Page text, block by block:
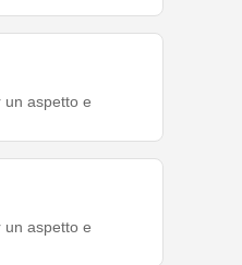
un aspetto e
un aspetto e